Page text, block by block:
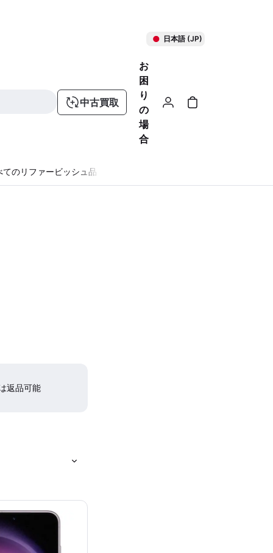
日本語 (JP)
中古買取
お
困
り
の
場
合
てのリファービッシュ品
返品可能